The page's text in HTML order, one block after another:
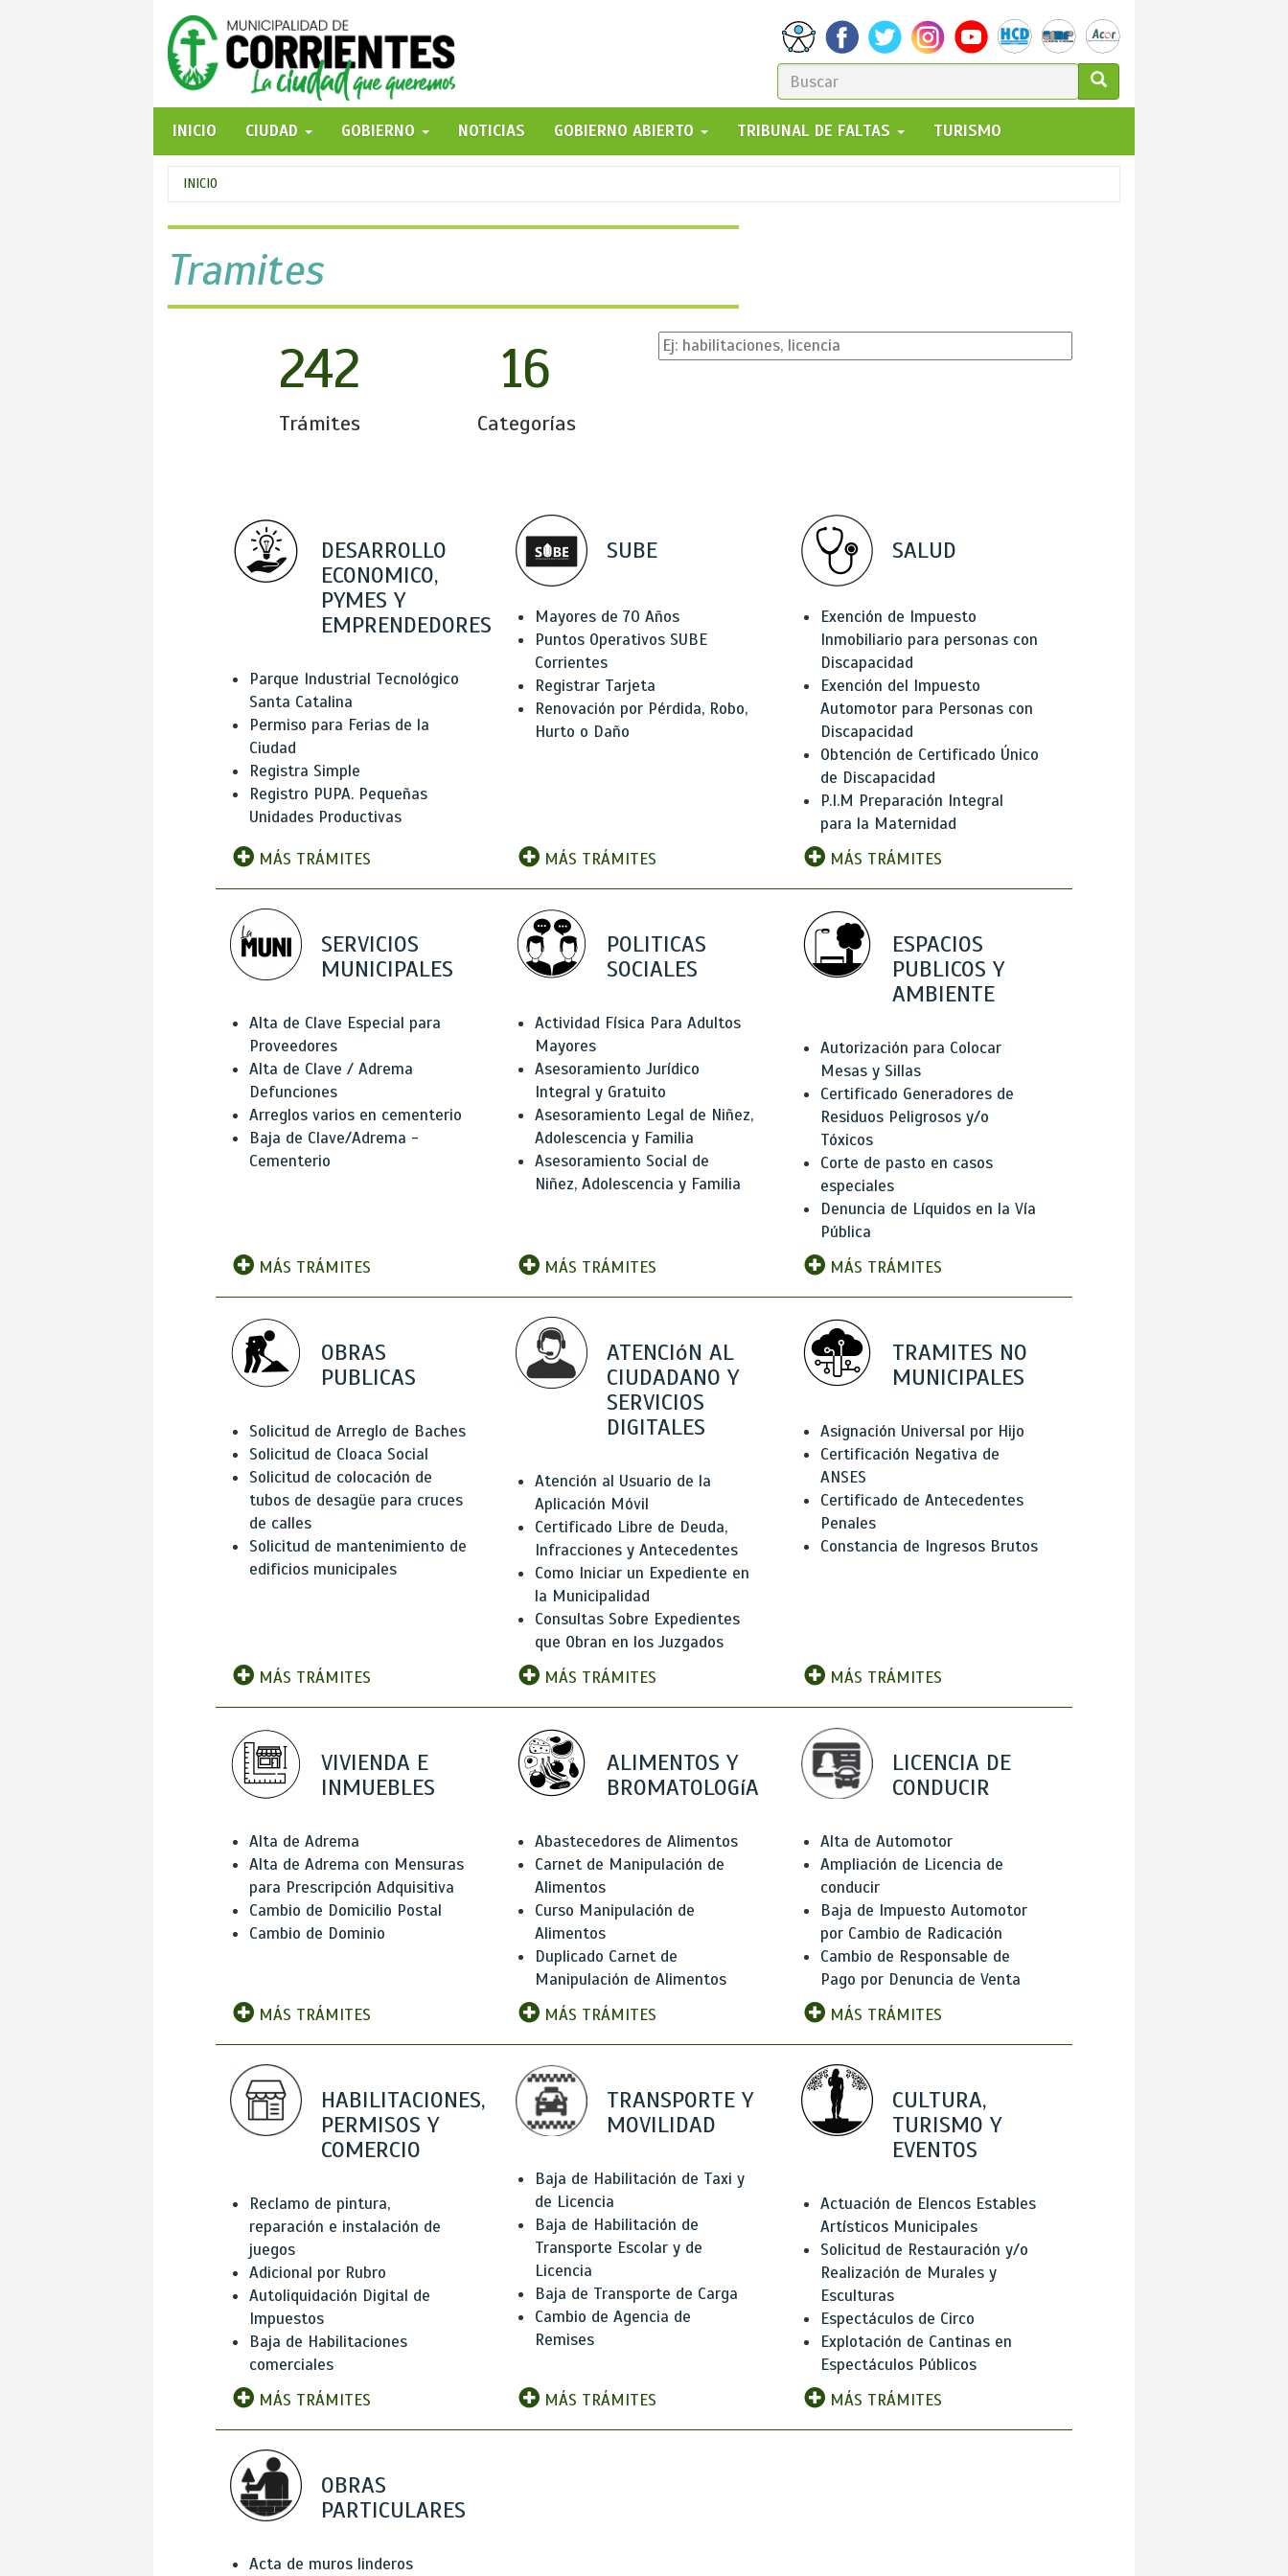
FORMULARIO
DE
BÚSQUEDA
GO!
INICIO
CIUDAD GOBIERNO NOTICIAS GOBIERNO ABIERTO TRIBUNAL DE FALTAS TURISMO
Se
encuentra
usted
aquí
INICIO
Tramites
242
Trámites
16
Categorías
DESARROLLO
ECONOMICO,
PYMES Y
EMPRENDEDORES
Parque Industrial Tecnológico
Santa Catalina
Permiso para Ferias de la
Ciudad
Registra Simple
Registro PUPA. Pequeñas
Unidades Productivas
MÁS TRÁMITES
SUBE
Mayores de 70 Años
Puntos Operativos SUBE
Corrientes
Registrar Tarjeta
Renovación por Pérdida, Robo,
Hurto o Daño
MÁS TRÁMITES
SALUD
Exención de Impuesto
Inmobiliario para personas con
Discapacidad
Exención del Impuesto
Automotor para Personas con
Discapacidad
Obtención de Certificado Único
de Discapacidad
P.I.M Preparación Integral
para la Maternidad
MÁS TRÁMITES
SERVICIOS
MUNICIPALES
Alta de Clave Especial para
Proveedores
Alta de Clave / Adrema
Defunciones
Arreglos varios en cementerio
Baja de Clave/Adrema -
Cementerio
MÁS TRÁMITES
POLITICAS
SOCIALES
Actividad Física Para Adultos
Mayores
Asesoramiento Jurídico
Integral y Gratuito
Asesoramiento Legal de Niñez,
Adolescencia y Familia
Asesoramiento Social de
Niñez, Adolescencia y Familia
MÁS TRÁMITES
ESPACIOS
PUBLICOS Y
AMBIENTE
Autorización para Colocar
Mesas y Sillas
Certificado Generadores de
Residuos Peligrosos y/o
Tóxicos
Corte de pasto en casos
especiales
Denuncia de Líquidos en la Vía
Pública
MÁS TRÁMITES
OBRAS
PUBLICAS
Solicitud de Arreglo de Baches
Solicitud de Cloaca Social
Solicitud de colocación de
tubos de desagüe para cruces
de calles
Solicitud de mantenimiento de
edificios municipales
MÁS TRÁMITES
ATENCIóN AL
CIUDADANO Y
SERVICIOS
DIGITALES
Atención al Usuario de la
Aplicación Móvil
Certificado Libre de Deuda,
Infracciones y Antecedentes
Como Iniciar un Expediente en
la Municipalidad
Consultas Sobre Expedientes
que Obran en los Juzgados
MÁS TRÁMITES
TRAMITES NO
MUNICIPALES
Asignación Universal por Hijo
Certificación Negativa de
ANSES
Certificado de Antecedentes
Penales
Constancia de Ingresos Brutos
MÁS TRÁMITES
VIVIENDA E
INMUEBLES
Alta de Adrema
Alta de Adrema con Mensuras
para Prescripción Adquisitiva
Cambio de Domicilio Postal
Cambio de Dominio
MÁS TRÁMITES
ALIMENTOS Y
BROMATOLOGíA
Abastecedores de Alimentos
Carnet de Manipulación de
Alimentos
Curso Manipulación de
Alimentos
Duplicado Carnet de
Manipulación de Alimentos
MÁS TRÁMITES
LICENCIA DE
CONDUCIR
Alta de Automotor
Ampliación de Licencia de
conducir
Baja de Impuesto Automotor
por Cambio de Radicación
Cambio de Responsable de
Pago por Denuncia de Venta
MÁS TRÁMITES
HABILITACIONES,
PERMISOS Y
COMERCIO
Reclamo de pintura,
reparación e instalación de
juegos
Adicional por Rubro
Autoliquidación Digital de
Impuestos
Baja de Habilitaciones
comerciales
MÁS TRÁMITES
TRANSPORTE Y
MOVILIDAD
Baja de Habilitación de Taxi y
de Licencia
Baja de Habilitación de
Transporte Escolar y de
Licencia
Baja de Transporte de Carga
Cambio de Agencia de
Remises
MÁS TRÁMITES
CULTURA,
TURISMO Y
EVENTOS
Actuación de Elencos Estables
Artísticos Municipales
Solicitud de Restauración y/o
Realización de Murales y
Esculturas
Espectáculos de Circo
Explotación de Cantinas en
Espectáculos Públicos
MÁS TRÁMITES
OBRAS
PARTICULARES
Acta de muros linderos